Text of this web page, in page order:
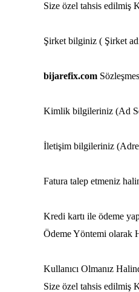
Size özel tahsis edilmiş
Şirket bilginiz ( Şirket
bijarefix.com
Kimlik bilgileriniz (Ad
İletişim bilgileriniz
Fatura talep etmeniz
Kredi kartı ile ödeme
Ödeme Yöntemi olarak
Kullanıcı Olmanız
Size özel tahsis edilmiş